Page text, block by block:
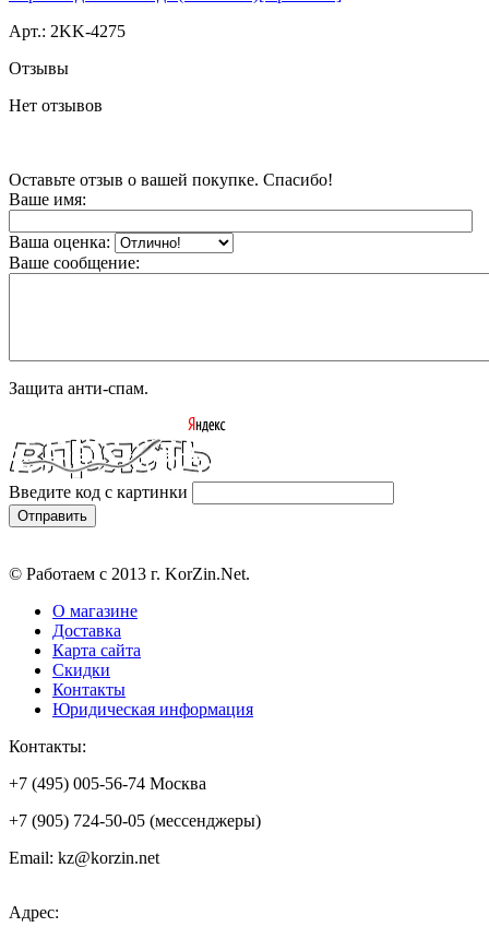
Арт.: 2KK-4275
Отзывы
Нет отзывов
Оставьте отзыв о вашей покупке. Спасибо!
Ваше имя:
Ваша оценка:
Ваше сообщение:
Защита анти-спам.
Введите код с картинки
© Работаем с 2013 г. KorZin.Net.
О магазине
Доставка
Карта сайта
Скидки
Контакты
Юридическая информация
Контакты:
+7 (495) 005-56-74 Москва
+7 (905) 724-50-05 (мессенджеры)
Email: kz@korzin.net
Адрес: